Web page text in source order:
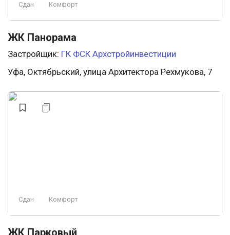
Сдан Комфорт
ЖК Панорама
Застройщик: ГК ФСК Архстройинвестиции
Уфа, Октябрьский, улица Архитектора Рехмукова, 7
Сдан Комфорт
ЖК Парковый